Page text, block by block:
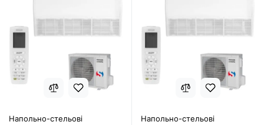
Напольно-стельові
Напольно-стельові